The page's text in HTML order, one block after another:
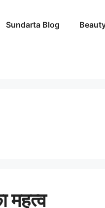
Sundarta Blog
महत्व